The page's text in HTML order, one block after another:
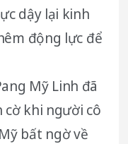
dậy lại kinh
động lực để
Mỹ Linh đã
cờ khi người cô
bất ngờ về